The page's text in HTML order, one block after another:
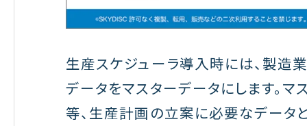
生産スケジューラ導入時には、製造
データをマスターデータにします。マ
等、生産計画の立案に必要なデータ